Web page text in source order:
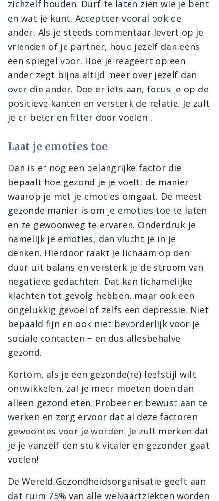
zichzelf houden. Durf te laten zien wie je bent
en wat je kunt. Accepteer vooral ook de
ander. Als je steeds commentaar levert op je
vrienden of je partner, houd jezelf dan eens
een spiegel voor. Hoe je reageert op een
ander zegt bijna altijd meer over jezelf dan
over die ander. Doe er iets aan, focus je op de
positieve kanten en versterk de relatie. Je zult
je er beter en fitter door voelen .
Laat je emoties toe
Dan is er nog een belangrijke factor die
bepaalt hoe gezond je je voelt: de manier
waarop je met je emoties omgaat. De meest
gezonde manier is om je emoties toe te laten
en ze gewoonweg te ervaren. Onderdruk je
namelijk je emoties, dan vlucht je in je
denken. Hierdoor raakt je lichaam op den
duur uit balans en versterk je de stroom van
negatieve gedachten. Dat kan lichamelijke
klachten tot gevolg hebben, maar ook een
ongelukkig gevoel of zelfs een depressie. Niet
bepaald fijn en ook niet bevorderlijk voor je
sociale contacten ̶ en dus allesbehalve
gezond.
Kortom, als je een gezonde(re) leefstijl wilt
ontwikkelen, zal je meer moeten doen dan
alleen gezond eten. Probeer er bewust aan te
werken en zorg ervoor dat al deze factoren
gewoontes voor je worden. Je zult merken dat
je je vanzelf een stuk vitaler en gezonder gaat
voelen!
De Wereld Gezondheidsorganisatie geeft aan
dat ruim 75% van alle welvaartziekten worden